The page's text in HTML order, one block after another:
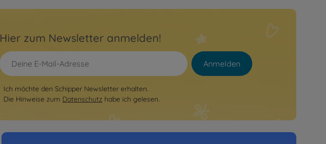
Hier zum Newsletter anmelden!
Anmelden
Ich möchte den Schipper Newsletter erhalten.
Die Hinweise zum Datenschutz habe ich gelesen.